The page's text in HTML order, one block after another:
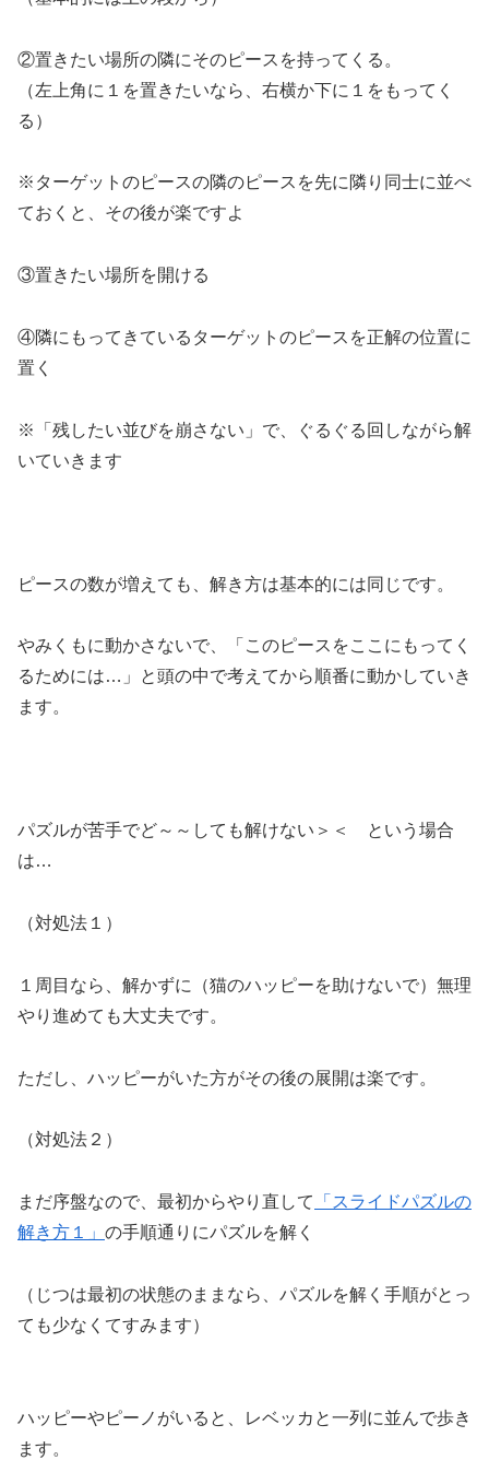
②置きたい場所の隣にそのピースを持ってくる。
（左上角に１を置きたいなら、右横か下に１をもってく
る）
※ターゲットのピースの隣のピースを先に隣り同士に並べ
ておくと、その後が楽ですよ
③置きたい場所を開ける
④隣にもってきているターゲットのピースを正解の位置に
置く
※「残したい並びを崩さない」で、ぐるぐる回しながら解
いていきます
ピースの数が増えても、解き方は基本的には同じです。
やみくもに動かさないで、「このピースをここにもってく
るためには…」と頭の中で考えてから順番に動かしていき
ます。
パズルが苦手でど～～しても解けない＞＜ という場合
は…
（対処法１）
１周目なら、解かずに（猫のハッピーを助けないで）無理
やり進めても大丈夫です。
ただし、ハッピーがいた方がその後の展開は楽です。
（対処法２）
まだ序盤なので、最初からやり直して
「スライドパズルの
解き方１」 の手順通りにパズルを解く
（じつは最初の状態のままなら、パズルを解く手順がとっ
ても少なくてすみます）
ハッピーやピーノがいると、レベッカと一列に並んで歩き
ます。